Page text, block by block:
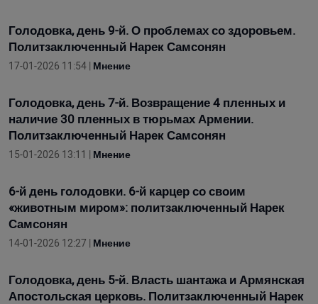
Голодовка, день 9-й. О проблемах со здоровьем.
Политзаключенный Нарек Самсонян
17-01-2026 11:54 | Мнение
Голодовка, день 7-й. Возвращение 4 пленных и
наличие 30 пленных в тюрьмах Армении.
Политзаключенный Нарек Самсонян
15-01-2026 13:11 | Мнение
6-й день голодовки. 6-й карцер со своим
«животным миром»: политзаключенный Нарек
Самсонян
14-01-2026 12:27 | Мнение
Голодовка, день 5-й. Власть шантажа и Армянская
Апостольская церковь. Политзаключенный Нарек